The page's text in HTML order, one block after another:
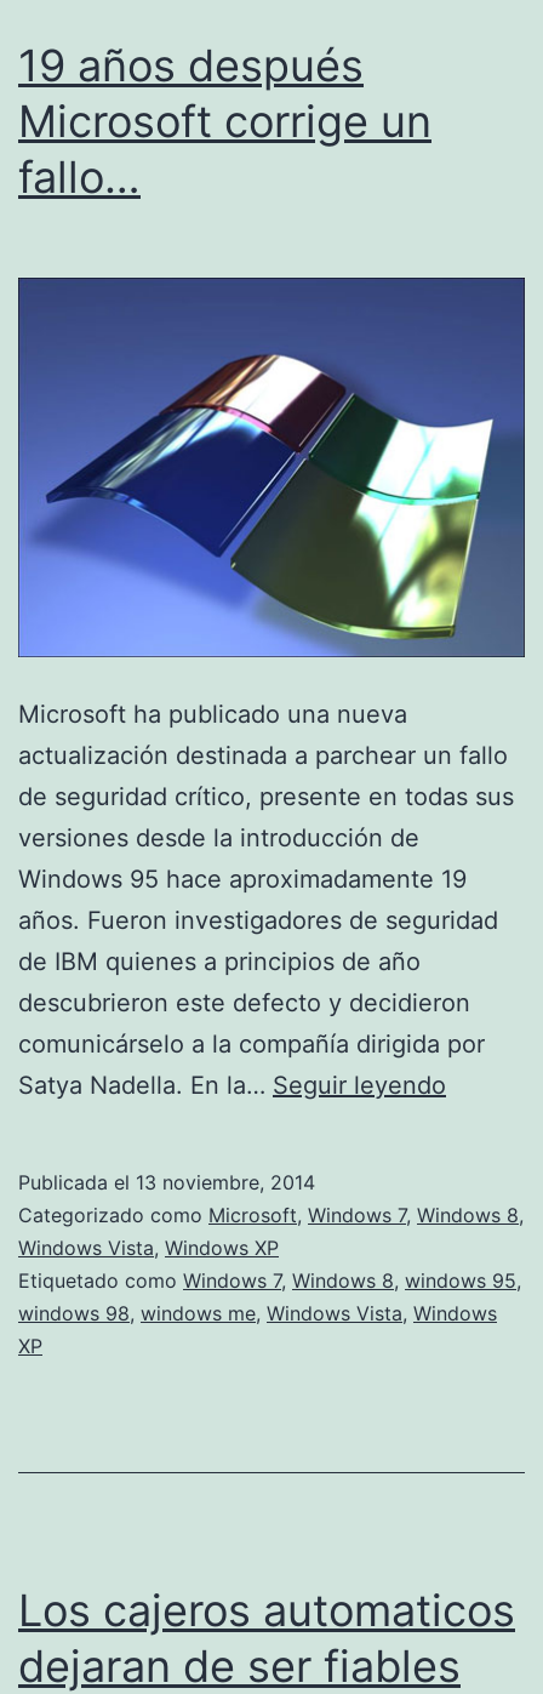
19 años después
Microsoft corrige un
fallo…
Microsoft ha publicado una nueva
actualización destinada a parchear un fallo
de seguridad crítico, presente en todas sus
versiones desde la introducción de
Windows 95 hace aproximadamente 19
años. Fueron investigadores de seguridad
de IBM quienes a principios de año
descubrieron este defecto y decidieron
comunicárselo a la compañía dirigida por
Satya Nadella. En la… Seguir leyendo
un
fallo…
Publicada el 13 noviembre, 2014
Categorizado como Microsoft, Windows 7, Windows 8,
Windows Vista, Windows XP
Etiquetado como Windows 7, Windows 8, windows 95,
windows 98, windows me, Windows Vista, Windows
XP
Los cajeros automaticos
dejaran de ser fiables